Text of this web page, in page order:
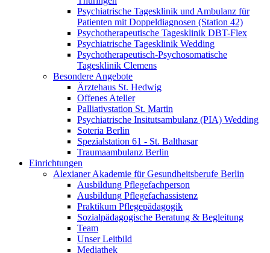
Psychiatrische Tagesklinik und Ambulanz für
Patienten mit Doppeldiagnosen (Station 42)
Psychotherapeutische Tagesklinik DBT-Flex
Psychiatrische Tagesklinik Wedding
Psychotherapeutisch-Psychosomatische
Tagesklinik Clemens
Besondere Angebote
Ärztehaus St. Hedwig
Offenes Atelier
Palliativstation St. Martin
Psychiatrische Insitutsambulanz (PIA) Wedding
Soteria Berlin
Spezialstation 61 - St. Balthasar
Traumaambulanz Berlin
Einrichtungen
Alexianer Akademie für Gesundheitsberufe Berlin
Ausbildung Pflegefachperson
Ausbildung Pflegefachassistenz
Praktikum Pflegepädagogik
Sozialpädagogische Beratung & Begleitung
Team
Unser Leitbild
Mediathek